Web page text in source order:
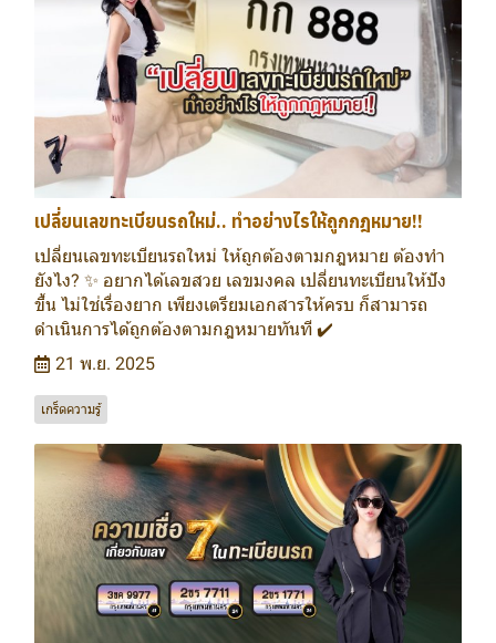
เปลี่ยนเลขทะเบียนรถใหม่.. ทำอย่างไรให้ถูกกฎหมาย!!
เปลี่ยนเลขทะเบียนรถใหม่ ให้ถูกต้องตามกฎหมาย ต้องทำ
ยังไง? ✨ อยากได้เลขสวย เลขมงคล เปลี่ยนทะเบียนให้ปัง
ขึ้น ไม่ใช่เรื่องยาก เพียงเตรียมเอกสารให้ครบ ก็สามารถ
ดำเนินการได้ถูกต้องตามกฎหมายทันที ✔️
21 พ.ย. 2025
เกร็ดความรู้